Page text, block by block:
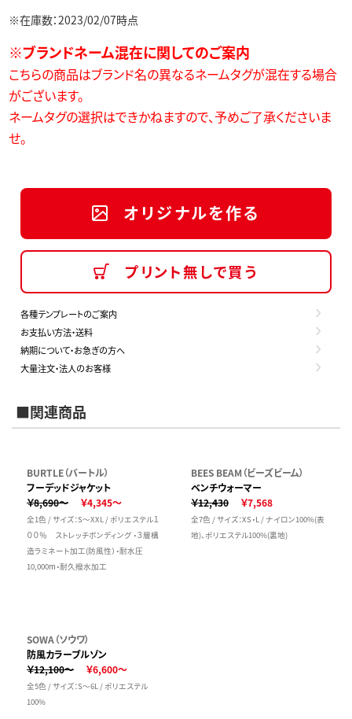
※在庫数：2023/02/07時点
※ブランドネーム混在に関してのご案内
こちらの商品はブランド名の異なるネームタグが混在する場合
がございます。
ネームタグの選択はできかねますので、予めご了承くださいま
せ。
オリジナルを作る
プリント無しで買う
各種テンプレートのご案内
お支払い方法・送料
納期について・お急ぎの方へ
大量注文・法人のお客様
■関連商品
BURTLE（バートル）
フーデッドジャケット
￥8,690～
￥4,345～
全1色 / サイズ：S～XXL / ポリエステル１
００％ ストレッチボンディング ・３層構
造ラミネート加工(防風性）・耐水圧
10,000m・耐久撥水加工
BEES BEAM（ビーズビーム）
ベンチウォーマー
￥12,430
￥7,568
全7色 / サイズ：XS・L / ナイロン100%(表
地)、ポリエステル100%(裏地)
SOWA（ソウワ）
防風カラーブルゾン
￥12,100～
￥6,600～
全5色 / サイズ：S～6L / ポリエステル
100%